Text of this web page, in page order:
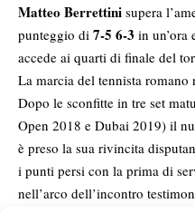
Matteo Berrettini supera
punteggio di 7-5 6-3 in
accede ai quarti di finale del
La marcia del tennista romano
Dopo le sconfitte in tre set
Open 2018 e Dubai 2019) il
è preso la sua rivincita
i punti persi con la prima di
nell’arco dell’incontro